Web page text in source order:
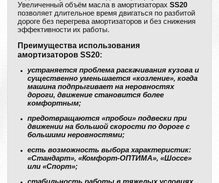
Увеличенный объём масла в амортизаторах SS20
позволяет длительное время двигаться по разбитой
дороге без перегрева амортизаторов и без снижения
эффективности их работы.
Преимущества использования
амортизаторов SS20:
устраняется проблема раскачивания кузова и
существенно уменьшается «козление», когда
машина подпрыгивает на неровностях
дороги, движение становится более
комфортным;
предотвращаются «пробои» подвески при
движении на большой скорости по дороге с
большими неровностями;
есть возможность выбора характеристик:
«Стандарт», «Комфорт-ОПТИМА», «Шоссе»
или «Спорт»;